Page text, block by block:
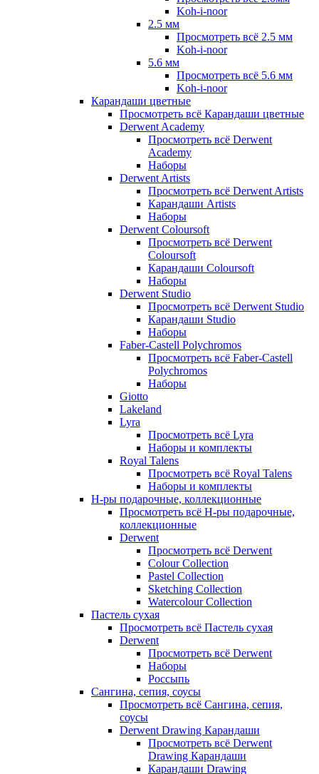
Koh-i-noor
2.5 мм
Просмотреть всё 2.5 мм
Koh-i-noor
5.6 мм
Просмотреть всё 5.6 мм
Koh-i-noor
Карандаши цветные
Просмотреть всё Карандаши цветные
Derwent Academy
Просмотреть всё Derwent
Academy
Наборы
Derwent Artists
Просмотреть всё Derwent Artists
Карандаши Artists
Наборы
Derwent Coloursoft
Просмотреть всё Derwent
Coloursoft
Карандаши Coloursoft
Наборы
Derwent Studio
Просмотреть всё Derwent Studio
Карандаши Studio
Наборы
Faber-Castell Polychromos
Просмотреть всё Faber-Castell
Polychromos
Наборы
Giotto
Lakeland
Lyra
Просмотреть всё Lyra
Наборы и комплекты
Royal Talens
Просмотреть всё Royal Talens
Наборы и комплекты
Н-ры подарочные, коллекционные
Просмотреть всё Н-ры подарочные,
коллекционные
Derwent
Просмотреть всё Derwent
Colour Collection
Pastel Collection
Sketching Collection
Watercolour Collection
Пастель сухая
Просмотреть всё Пастель сухая
Derwent
Просмотреть всё Derwent
Наборы
Россыпь
Сангина, сепия, соусы
Просмотреть всё Сангина, сепия,
соусы
Derwent Drawing Карандаши
Просмотреть всё Derwent
Drawing Карандаши
Карандаши Drawing